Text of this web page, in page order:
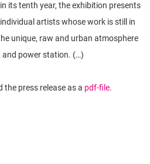
its tenth year, the exhibition presents
artists whose work is still in
unique, raw and urban atmosphere
power station. (…)
the press release as a pdf-file.